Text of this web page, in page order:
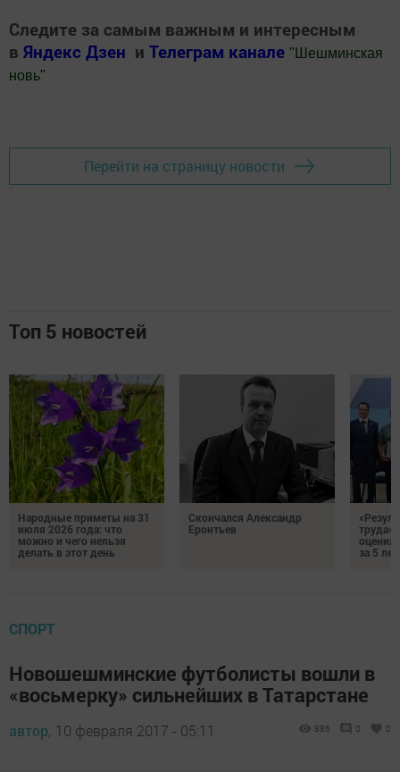
Следите за самым важным и интересным
в Яндекс Дзен и Телеграм канале " Шешминская
новь"
Перейти на страницу новости
Топ 5 новостей
Народные приметы на 31
июля 2026 года: что
можно и чего нельзя
делать в этот день
Скончался Александр
Еронтьев
за 5 лет
СПОРТ
Новошешминские футболисты вошли в
«восьмерку» сильнейших в Татарстане
автор, 10 февраля 2017 - 05:11 886 0 0